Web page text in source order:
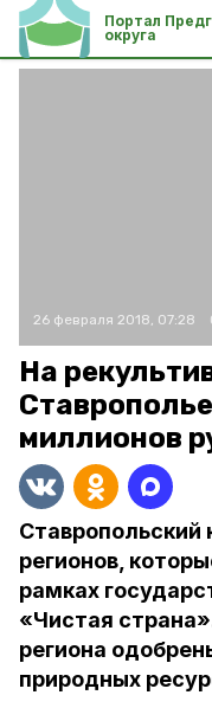
Портал
округа
26 февраля 2018, 07:28
На
миллионов
Ставропольский
регионов,
рамках
«Чистая
региона
природных